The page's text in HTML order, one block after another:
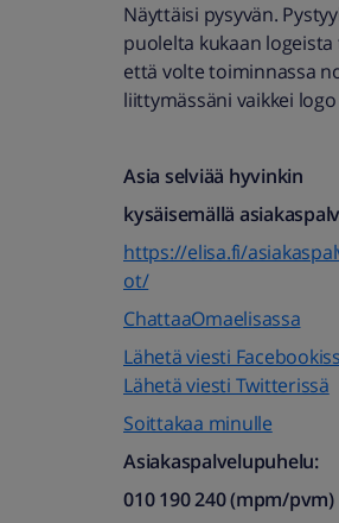
Näyttäisi pysyvän.
puolelta kukaan
että volte toiminnassa
liittymässäni vaikkei
Asia selviää hyvinkin
kysäisemällä
https://elisa.fi/
ot/
ChattaaOmaelisassa
Lähetä viesti
Lähetä viesti Twitterissä
Soittakaa minulle
Asiakaspalvelupuhelu:
010 190 240 (mpm/pvm)​